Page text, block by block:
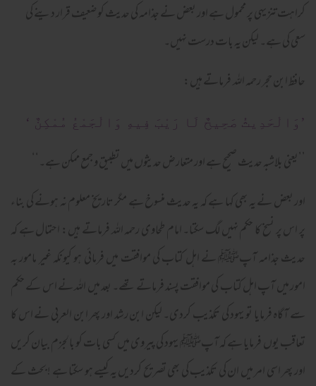
کراہت تنزیہی پر محمول ہے اور بعض نے جذامہ کی حدیث کو ضعیف قرار دینے کی
سعی کی ہے۔ لیکن یہ بات درست نہیں۔
حافظ ابن حجر رحمہ اللہ فرماتے ہیں:
’وَالْحَدِیثُ صَحِیحٌ لَا رَیْبَ فِیهِ وَالْجَمْعُ مُمْکِنٌ ‘
’’یعنی بلاشبہ حدیث صحیح ہے اور متعارض حدیثوں میں تطبیق و جمع ممکن ہے۔‘‘
اور بعض نے یہ بھی کہا ہے کہ یہ حدیث منسوخ ہے مگر تاریخ معلوم نہ ہونے کی بناء
پر اس پر نسخ کا حکم نہیں لگ سکتا۔ امام طحاوی رحمہ اللہ فرماتے ہیں: احتمال ہے کہ
حدیث جذامہ آپﷺ نے اہل کتاب کی موافقت میں فرمائی ہو کیونکہ غیر مامور بہ
امور میں آپ اہل کتاب کی موافقت پسند فرماتے تھے۔ بعد میں اللہ نے اس کے حکم
سے آگاہ فرمایا تو یہود کی تکذیب کردی۔ لیکن ابن رشد اور پھر ابن العربی نے اس کا
تعاقب یوں فرمایا ہے کہ آپﷺ یہود کی پیروی میں کسی بات کو بالجزم بیان کریں
اور پھر اسی امر میں ان کی تکذیب کی بھی تصریح کردیں یہ کیسے ہو سکتا ہے ! بحث کے